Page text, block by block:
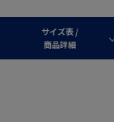
サイズ表 /
商品詳細